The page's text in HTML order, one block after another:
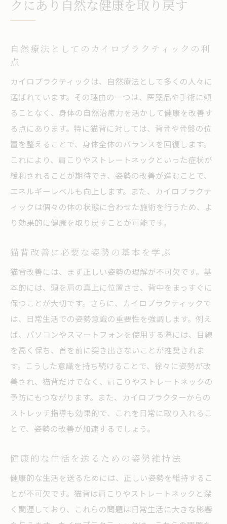
クにあり自然な健康を取り戻す
自然療法としてのカイロプラクティックの利
点
カイロプラクティックは、自然療法として多くの人々に
選ばれています。その理由の一つは、医薬品や手術に頼
ることなく、身体の自然治癒力を活かして健康を改善す
る点にあります。特に猫背に対しては、背骨や骨盤の位
置を整えることで、身体全体のバランスを回復します。
これにより、肩こりやストレートネックといった症状が
緩和されることが期待でき、姿勢の改善が進むことで、
エネルギーレベルも向上します。また、カイロプラクテ
ィックは個々の体の状態に合わせた施術を行うため、よ
り効果的に健康を取り戻すことが可能です。
猫背改善に必要な姿勢の基本を学ぶ
猫背改善には、まず正しい姿勢の理解が不可欠です。基
本的には、頭を肩の真上に位置させ、背中をまっすぐに
保つことが大切です。さらに、カイロプラクティックで
は、日常生活での姿勢意識の重要性を強調します。例え
ば、パソコンやスマートフォンを使用する際には、目線
を高く保ち、首を前に突き出さないことが推奨されま
す。こうした意識を持ち続けることで、徐々に姿勢が改
善され、猫背だけでなく、肩こりやストレートネックの
予防にもつながります。また、カイロプラクターからの
ストレッチ指導も効果的で、これを日常に取り入れるこ
とで、姿勢の改善が加速するでしょう。
健康的な生活を送るための姿勢維持法
健康的な生活を送るためには、正しい姿勢を維持するこ
とが不可欠です。猫背は肩こりやストレートネックと深
く関連しており、これらの問題は日常生活に大きな影響